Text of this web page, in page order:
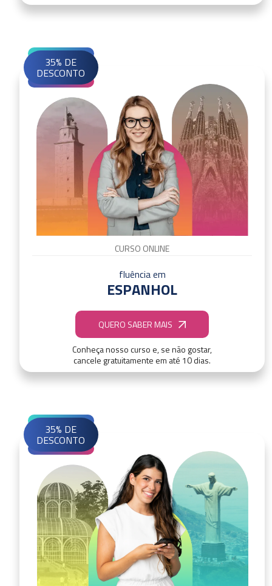
CURSO ONLINE
fluência em
ESPANHOL
QUERO SABER MAIS
Conheça nosso curso e, se não gostar,
cancele gratuitamente em até 10 dias.
35% DE
DESCONTO
35% DE
DESCONTO